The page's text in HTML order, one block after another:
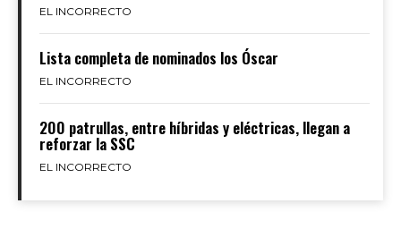
EL INCORRECTO
Lista completa de nominados los Óscar
EL INCORRECTO
200 patrullas, entre híbridas y eléctricas, llegan a
reforzar la SSC
EL INCORRECTO